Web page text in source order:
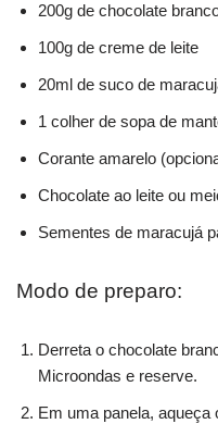
200g de chocolate
100g de creme de leite
20ml de suco de
1 colher de sopa de
Corante amarelo
Chocolate ao leite ou
Sementes de maracujá
Modo de preparo:
Derreta o chocolate
Microondas e reserve.
Em uma panela, aqueça